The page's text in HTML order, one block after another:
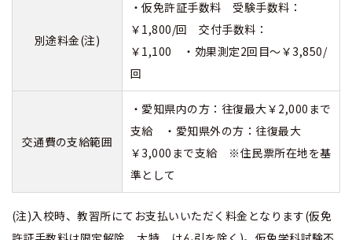
別途料金(注)
・仮免許証手数料 受験手数料：
￥1,800/回 交付手数料：
￥1,100 ・効果測定2回目～￥3,850/
回
交通費の支給範囲
・愛知県内の方：往復最大￥2,000まで
支給 ・愛知県外の方：往復最大
￥3,000まで支給 ※住民票所在地を基
準として
(注)入校時、教習所にてお支払いいただく料金となります(仮免